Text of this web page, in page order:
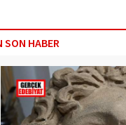
SON HABER